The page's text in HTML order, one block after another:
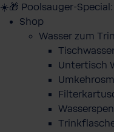
☀️🎁 Poolsauger-Special:
Shop
Wasser zum
Untertisch